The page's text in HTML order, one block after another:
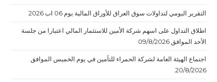
التقرير اليومي لتداولات سوق العراق للأوراق المالية يوم 06 اب 2026
اطلاق التداول على اسهم شركة الأمين للاستثمار المالي اعتبارا من جلسة
الأحد الموافق 09/8/2026
اجتماع الهيئة العامة لشركة الحمراء للتأمين في يوم الخميس الموافق
20/8/2026.